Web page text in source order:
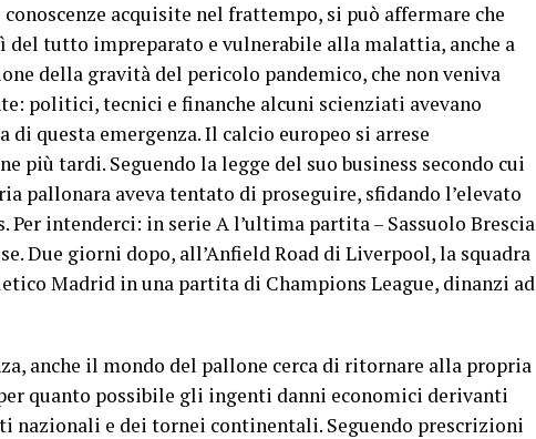
acquisite nel frattempo, si può affermare che
del tutto impreparato e vulnerabile alla malattia, anche a
della gravità del pericolo pandemico, che non veniva
politici, tecnici e finanche alcuni scienziati avevano
questa emergenza. Il calcio europeo si arrese
più tardi. Seguendo la legge del suo business secondo cui
pallonara aveva tentato di proseguire, sfidando l’elevato
intenderci: in serie A l’ultima partita – Sassuolo Brescia
Due giorni dopo, all’Anfield Road di Liverpool, la squadra
Madrid in una partita di Champions League, dinanzi ad
anche il mondo del pallone cerca di ritornare alla propria
quanto possibile gli ingenti danni economici derivanti
nazionali e dei tornei continentali. Seguendo prescrizioni